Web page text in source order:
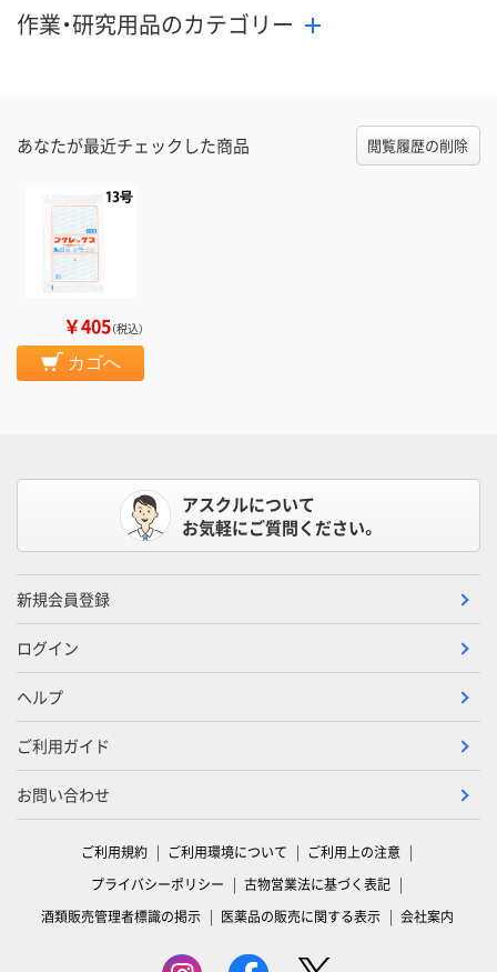
作業・研究用品のカテゴリー
あなたが最近チェックした商品 閲覧履歴の削除
￥405（税込）
カゴへ
アスクルについて
お気軽にご質問ください。
新規会員登録
ログイン
ヘルプ
ご利用ガイド
お問い合わせ
ご利用規約 ご利用環境について
ご利用上の注意
プライバシーポリシー
古物営業法に基づく表記
酒類販売管理者標識の掲示
医薬品の販売に関する表示 会社案内